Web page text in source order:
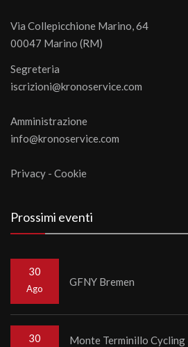
Via Collepicchione Marino, 64
00047 Marino (RM)
Segreteria
iscrizioni@kronoservice.com
Amministrazione
info@kronoservice.com
Privacy - Cookie
Prossimi eventi
30
Ago
GFNY Bremen
30
Monte Terminillo